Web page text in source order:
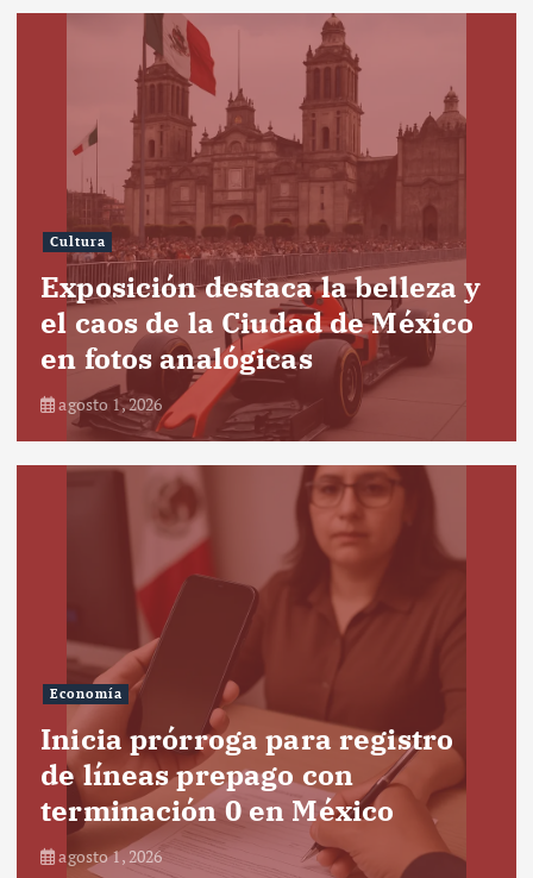
Cultura
Exposición destaca la belleza y
el caos de la Ciudad de México
en fotos analógicas
agosto 1, 2026
Economía
Inicia prórroga para registro
de líneas prepago con
terminación 0 en México
agosto 1, 2026